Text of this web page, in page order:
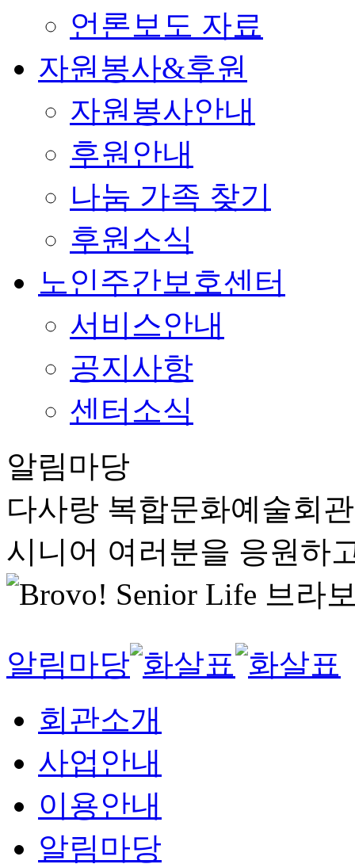
언론보도 자료
자원봉사&후원
자원봉사안내
후원안내
나눔 가족 찾기
후원소식
노인주간보호센터
서비스안내
공지사항
센터소식
알림마당
다사랑 복합문화예술회
시니어 여러분을 응원하
알림마당
회관소개
사업안내
이용안내
알림마당